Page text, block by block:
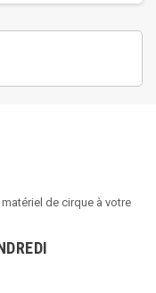
de cirque à votre